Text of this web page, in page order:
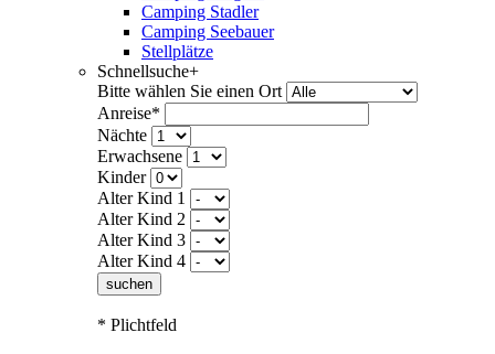
Camping Stadler
Camping Seebauer
Stellplätze
Schnellsuche+
Bitte wählen Sie einen Ort
Anreise*
Nächte
Erwachsene
Kinder
Alter Kind 1
Alter Kind 2
Alter Kind 3
Alter Kind 4
suchen
* Plichtfeld